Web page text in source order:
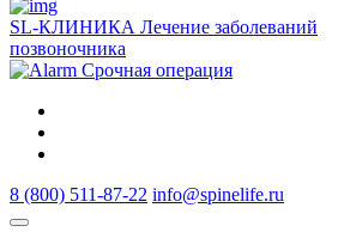
SL-КЛИНИКА Лечение заболеваний
позвоночника
Срочная операция
8 (800) 511-87-22 info@spinelife.ru